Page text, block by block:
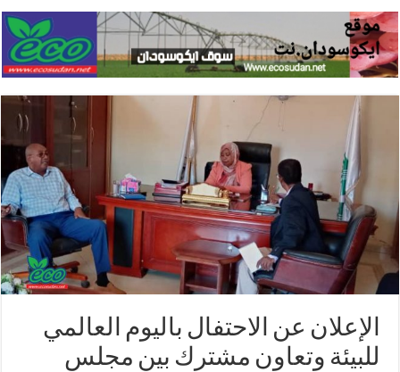
الإعلان عن الاحتفال باليوم العالمي
للبيئة وتعاون مشترك بين مجلس